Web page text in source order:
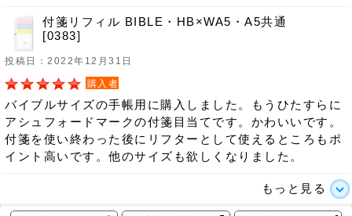
付箋リフィル BIBLE・HB×WA5・A5共通
[0383]
投稿日：2022年12月31日
購入者
バイブルサイズの手帳用に購入しました。もうひたすらに
アシュフォードマークの付箋目当てです。かわいいです。
付箋を使い終わった後にリフターとして使えるところもポ
イント高いです。他のサイズも欲しくなりました。
もっと見る